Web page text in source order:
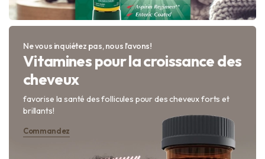
Ne vous inquiétez pas, nous l'avons!
Vitamines pour la croissance des
cheveux
favorise la santé des follicules pour des cheveux forts et
brillants!
Commandez